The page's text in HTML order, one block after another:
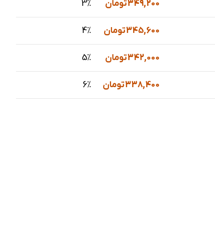
349,200تومان 3%
345,600تومان 4%
342,000تومان 5%
338,400تومان 6%